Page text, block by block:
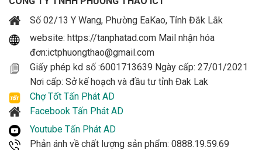
Số 02/13 Y Wang, Phường EaKao, Tỉnh Đắk Lắk
website: https://tanphatad.com Mail nhận hóa
đơn:ictphuongthao@gmail.com
Giấy phép kd số :6001713639 Ngày cấp: 27/01/2021
Nơi cấp: Sở kế hoạch và đầu tư tỉnh Đak Lak
Chợ Tốt Tấn Phát AD
Facebook Tấn Phát AD
Youtube Tấn Phát AD
Phản ánh về chất lượng sản phẩm: 0888.19.59.69